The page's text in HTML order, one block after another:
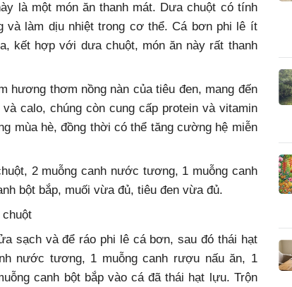
là một món ăn thanh mát. Dưa chuột có tính
và làm dịu nhiệt trong cơ thể. Cá bơn phi lê ít
kết hợp với dưa chuột, món ăn này rất thanh
hương thơm nồng nàn của tiêu đen, mang đến
calo, chúng còn cung cấp protein và vitamin
mùa hè, đồng thời có thể tăng cường hệ miễn
2 muỗng canh nước tương, 1 muỗng canh
bột bắp, muối vừa đủ, tiêu đen vừa đủ.
sạch và để ráo phi lê cá bơn, sau đó thái hạt
nước tương, 1 muỗng canh rượu nấu ăn, 1
canh bột bắp vào cá đã thái hạt lựu. Trộn